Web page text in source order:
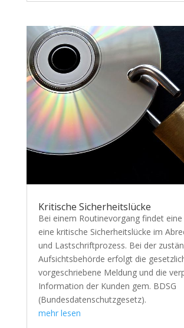
Kritische Sicherheitslücke
Bei einem Routinevorgang findet
eine kritische Sicherheitslücke im
und Lastschriftprozess. Bei der
Aufsichtsbehörde erfolgt die
vorgeschriebene Meldung und die
Information der Kunden gem. BDSG
(Bundesdatenschutzgesetz).
mehr lesen